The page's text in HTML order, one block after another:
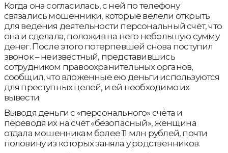
Когда она согласилась, с ней по телефону
связались мошенники, которые велели открыть
для ведения деятельности персональный счёт, что
она и сделала, положив на него небольшую сумму
денег. После этого потерпевшей снова поступил
звонок – неизвестный, представившись
сотрудником правоохранительных органов,
сообщил, что вложенные ею деньги используются
для преступных целей, и ей необходимо их
вывести.
Выводя деньги с «персонального» счёта и
переводя их на счёт «безопасный», женщина
отдала мошенникам более 11 млн рублей, почти
половину из которых заняла у родственников.